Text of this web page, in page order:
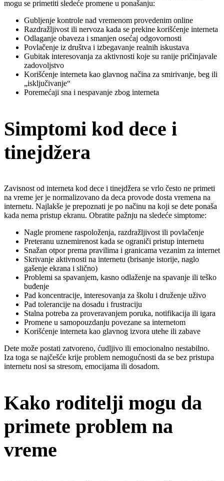
mogu se primetiti sledeće promene u ponašanju:
Gubljenje kontrole nad vremenom provedenim online
Razdražljivost ili nervoza kada se prekine korišćenje interneta
Odlaganje obaveza i smanjen osećaj odgovornosti
Povlačenje iz društva i izbegavanje realnih iskustava
Gubitak interesovanja za aktivnosti koje su ranije pričinjavale
zadovoljstvo
Korišćenje interneta kao glavnog načina za smirivanje, beg ili
„isključivanje“
Poremećaji sna i nespavanje zbog interneta
Simptomi kod dece i
tinejdžera
Zavisnost od interneta kod dece i tinejdžera se vrlo često ne primeti
na vreme jer je normalizovano da deca provode dosta vremena na
internetu. Najlakše je prepoznati je po načinu na koji se dete ponaša
kada nema pristup ekranu. Obratite pažnju na sledeće simptome:
Nagle promene raspoloženja, razdražljivost ili povlačenje
Preteranu uznemirenost kada se ograniči pristup internetu
Snažan otpor prema pravilima i granicama vezanim za internet
Skrivanje aktivnosti na internetu (brisanje istorije, naglo
gašenje ekrana i slično)
Problemi sa spavanjem, kasno odlaženje na spavanje ili teško
buđenje
Pad koncentracije, interesovanja za školu i druženje uživo
Pad tolerancije na dosadu i frustraciju
Stalna potreba za proveravanjem poruka, notifikacija ili igara
Promene u samopouzdanju povezane sa internetom
Korišćenje interneta kao glavnog izvora utehe ili zabave
Dete može postati zatvoreno, ćudljivo ili emocionalno nestabilno.
Iza toga se najčešće krije problem nemogućnosti da se bez pristupa
internetu nosi sa stresom, emocijama ili dosadom.
Kako roditelji mogu da
primete problem na
vreme